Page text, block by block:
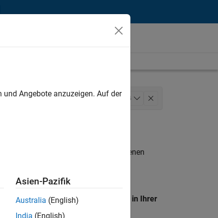
Applications and Tools 4
. Wenn Sie noch immer keine offenen
unseres
Standort, um alle Stellenangebote in Ihrer
Angebote anzuzeigen. Auf der
Asien-Pazifik
Australia (English)
India (English)